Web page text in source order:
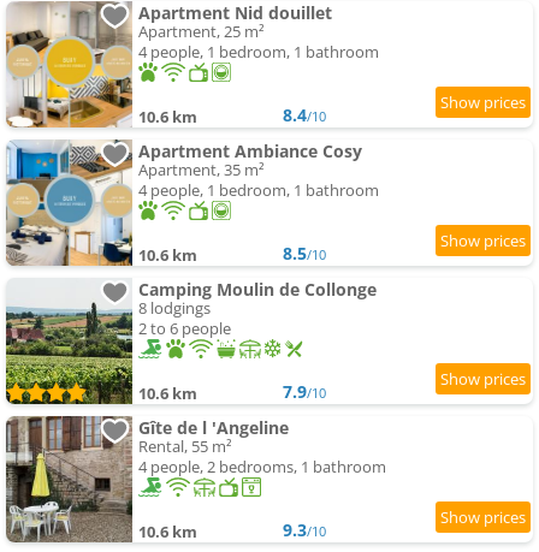
Apartment Nid douillet
Apartment, 25 m²
4 people, 1 bedroom, 1 bathroom
10.6 km 8.4/10
Apartment Ambiance Cosy
Apartment, 35 m²
4 people, 1 bedroom, 1 bathroom
10.6 km 8.5/10
Camping Moulin de Collonge
8 lodgings
2 to 6 people
10.6 km 7.9/10
Gîte de l 'Angeline
Rental, 55 m²
4 people, 2 bedrooms, 1 bathroom
10.6 km 9.3/10